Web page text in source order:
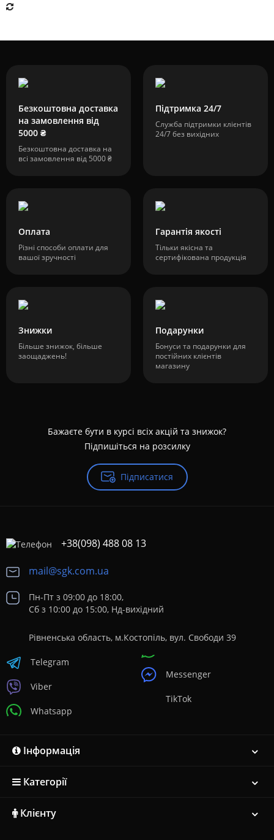
Безкоштовна доставка
на замовлення від
5000 ₴
Безкоштовна доставка на
всі замовлення від 5000 ₴
Підтримка 24/7
Служба підтримки клієнтів
24/7 без вихідних
Оплата
Різні способи оплати для
вашої зручності
Гарантія якості
Тільки якісна та
сертифікована продукція
Знижки
Більше знижок, більше
заощаджень!
Подарунки
Бонуси та подарунки для
постійних клієнтів
магазину
Бажаєте бути в курсі всіх акцій та знижок?
Підпишіться на розсилку
Підписатися
+38(098) 488 08 13
mail@sgk.com.ua
Пн-Пт з 09:00 до 18:00,
Сб з 10:00 до 15:00, Нд-вихідний
Рівненська область, м.Костопіль, вул. Свободи 39
Telegram
Viber
Whatsapp
Messenger
TikTok
Інформація
Категорії
Клієнту